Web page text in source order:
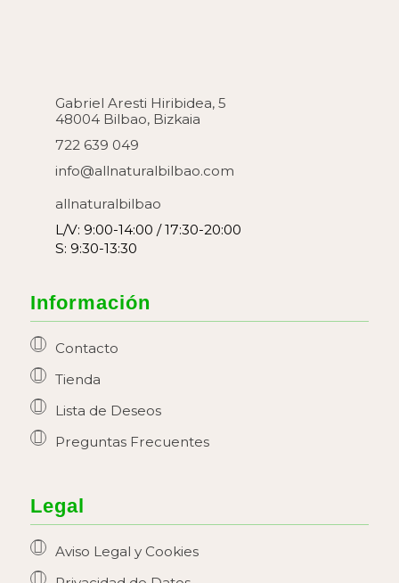
Gabriel Aresti Hiribidea, 5
48004 Bilbao, Bizkaia
722 639 049
info@allnaturalbilbao.com
allnaturalbilbao
L/V: 9:00-14:00 / 17:30-20:00
S: 9:30-13:30
Información
Contacto
Tienda
Lista de Deseos
Preguntas Frecuentes
Legal
Aviso Legal y Cookies